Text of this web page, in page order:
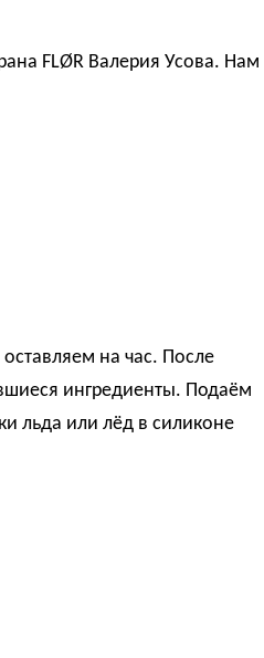
FLØR Валерия Усова. Нам
на час. После
ингредиенты. Подаём
льда или лёд в силиконе